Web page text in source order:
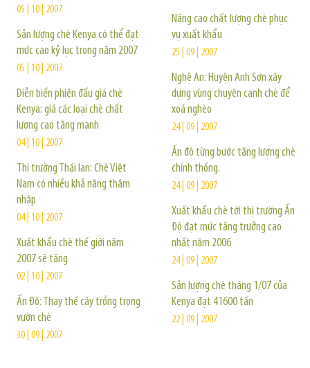
05 | 10 | 2007
Sản lượng chè Kenya có thể đạt
mức cao kỷ lục trong năm 2007
05 | 10 | 2007
Diễn biến phiên đấu giá chè
Kenya: giá các loại chè chất
lượng cao tăng mạnh
04 | 10 | 2007
Thị trường Thái lan: Chè Việt
Nam có nhiều khả năng thâm
nhập
04 | 10 | 2007
Xuất khẩu chè thế giới năm
2007 sẽ tăng
02 | 10 | 2007
Ấn Độ: Thay thế cây trồng trong
vườn chè
30 | 09 | 2007
Nâng cao chất lượng chè phục
vụ xuất khẩu
25 | 09 | 2007
Nghệ An: Huyện Anh Sơn xây
dựng vùng chuyên canh chè để
xoá nghèo
24 | 09 | 2007
Ấn độ từng bước tăng lượng chè
chính thống.
24 | 09 | 2007
Xuất khẩu chè tới thị trường Ấn
Độ đạt mức tăng trưởng cao
nhất năm 2006
24 | 09 | 2007
Sản lượng chè tháng 1/07 của
Kenya đạt 41600 tấn
22 | 09 | 2007